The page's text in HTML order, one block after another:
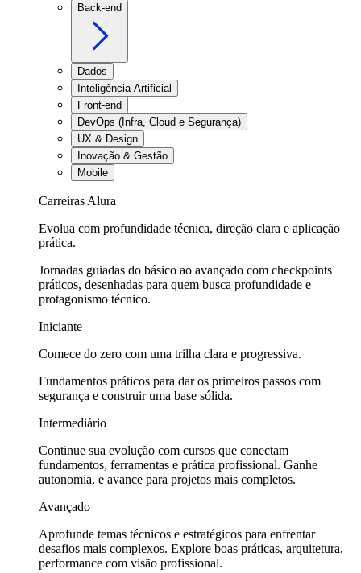
Back-end
Dados
Inteligência Artificial
Front-end
DevOps (Infra, Cloud e Segurança)
UX & Design
Inovação & Gestão
Mobile
Carreiras Alura
Evolua com profundidade técnica, direção clara e aplicação
prática.
Jornadas guiadas do básico ao avançado com checkpoints
práticos, desenhadas para quem busca profundidade e
protagonismo técnico.
Iniciante
Comece do zero com uma trilha clara e progressiva.
Fundamentos práticos para dar os primeiros passos com
segurança e construir uma base sólida.
Intermediário
Continue sua evolução com cursos que conectam
fundamentos, ferramentas e prática profissional. Ganhe
autonomia, e avance para projetos mais completos.
Avançado
Aprofunde temas técnicos e estratégicos para enfrentar
desafios mais complexos. Explore boas práticas, arquitetura,
performance com visão profissional.